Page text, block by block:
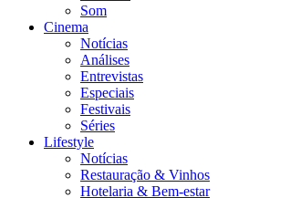
Som
Cinema
Notícias
Análises
Entrevistas
Especiais
Festivais
Séries
Lifestyle
Notícias
Restauração & Vinhos
Hotelaria & Bem-estar